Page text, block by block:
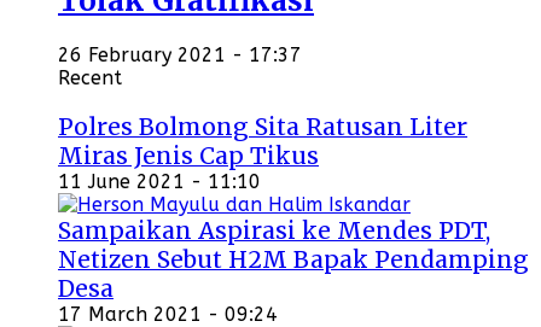
26 February 2021 - 17:37
Recent
Polres Bolmong Sita Ratusan Liter
Miras Jenis Cap Tikus
11 June 2021 - 11:10
Sampaikan Aspirasi ke Mendes PDT,
Netizen Sebut H2M Bapak Pendamping
Desa
17 March 2021 - 09:24